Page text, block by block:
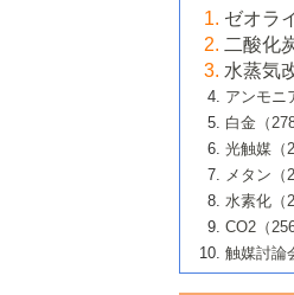
大学：オンラ
6号 メタン転
B号 第125回触
院大学）
5号 固体触媒に
換の最前線
6号 貴金属使用
ガス浄化触媒の
B号 第123回触
B号 第121回触
大学）
5号 水素のふる
研究
6号 低級アルカ
媒技術
B号 第119回触
大学東京）
媒技術
3号 触媒研究の
者たち～（1）
4号 触媒研究の
者たち～（2）
5号 触媒研究の
者たち～（3）
6号 イオニクス
の最新の研究動
B号 第117回触
2号 石油精製用
3号 固体酸化物
るアノード触媒
4号 コアシェル
5号 工業触媒お
進歩
6号 ナノシート
B号 第115回触
2号 光触媒反応
向
開発動向
4号 人工光合成
5号 未利用熱エ
する触媒技術
6号 ポリオキソ
B号 第113回触
1号 高耐久性燃
ける新展開
2号 リビングラ
3号 天然ガスの
媒技術
4号 貴金属触媒
5号 バイオマス
6号 ナノ空間─
▼54巻（2012年）
1号 規則性多孔
の進歩
2号 第109回触媒
3号 貴金属低減
4号 貴金属代替
5号 光触媒によ
6号 グラフェン
7号 水素を利用
▼53巻（2011年
1号 金属学から
2号 第107回触媒
3号 触媒のその
4号 触媒のその
5号 不活性結合
合成
▼52巻（2010年
1号 触媒の劣化
2号 第105回触
3号 ナノ構造が
4号 活性サイト
計による触媒の
1号 炭素材料－
2号 第103回触
3号 環境浄化用
4号 水素社会の
▼50巻（2008年
1号 触媒化学と
そして未来
2号 第101回触媒
▼49巻（2007年
1号 含フッ素化
2号 第99回触媒
▼48巻（2006年）
1号 固体酸触媒
ゼオラ
二酸化
水蒸気
アンモニ
白金（
光触媒（
メタン（
水素化（
CO2（
触媒討論